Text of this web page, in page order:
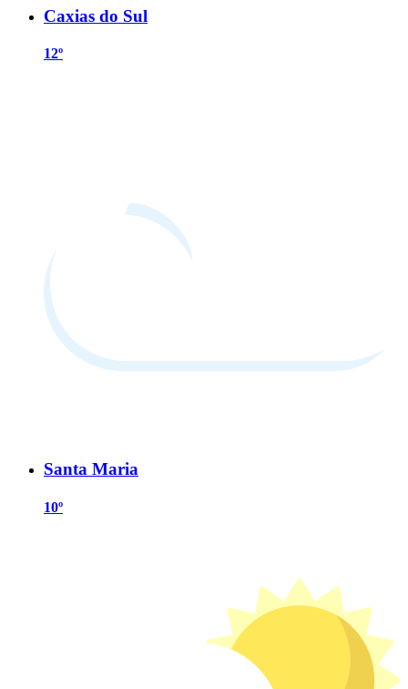
Caxias do Sul
12º
Santa Maria
10º